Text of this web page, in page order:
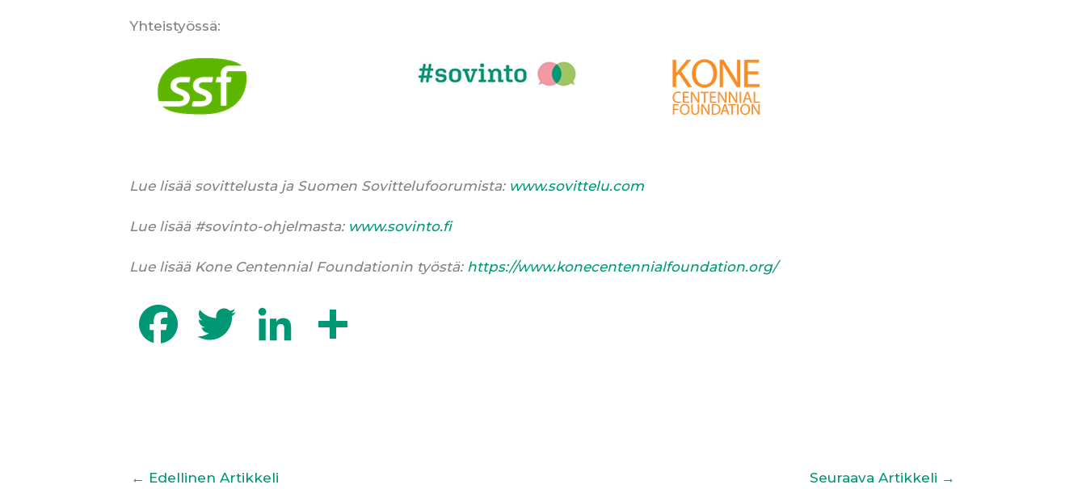
Yhteistyössä:
Lue lisää sovittelusta ja Suomen Sovittelufoorumista: www.sovittelu.com
Lue lisää #sovinto-ohjelmasta: www.sovinto.fi
Lue lisää Kone Centennial Foundationin työstä: https://www.konecentennialfoundation.org/
← Edellinen Artikkeli Seuraava Artikkeli →